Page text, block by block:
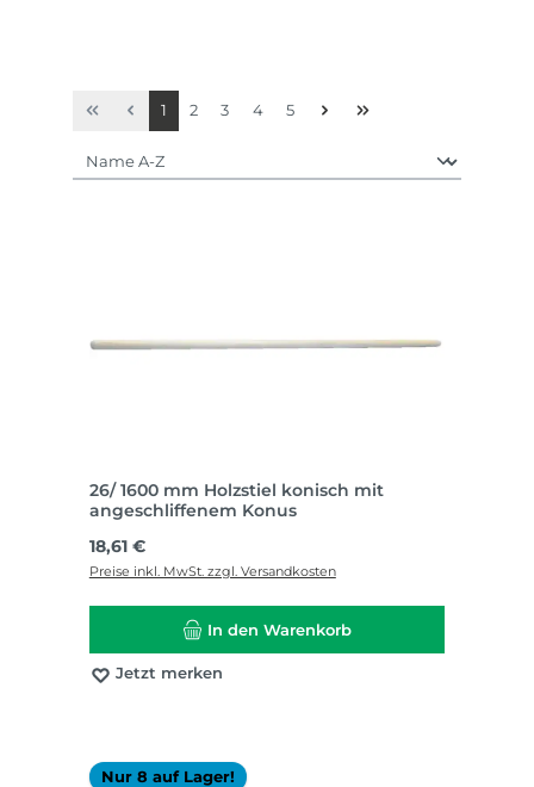
Seite
1 Seite
2 Seite
3 Seite
4 Seite
5
26/ 1600 mm Holzstiel konisch mit
angeschliffenem Konus
Regulärer Preis:
18,61 €
Preise inkl. MwSt. zzgl. Versandkosten
In den Warenkorb
Jetzt merken
Nur 8 auf Lager!